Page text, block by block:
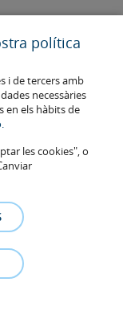
complementa la
amb el metge de
identificables que
consentiment i es
política
i de tercers amb
necessàries
en els hàbits de
les cookies", o